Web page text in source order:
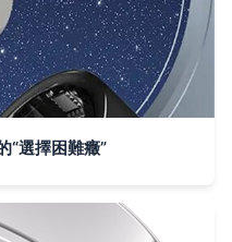
“選擇困難癥”